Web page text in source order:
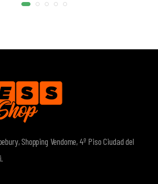
Shopping Vendome, 4º PisoCiudad del